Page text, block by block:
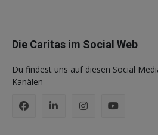
Die Caritas im Social Web
Du findest uns auf diesen Social
Kanälen